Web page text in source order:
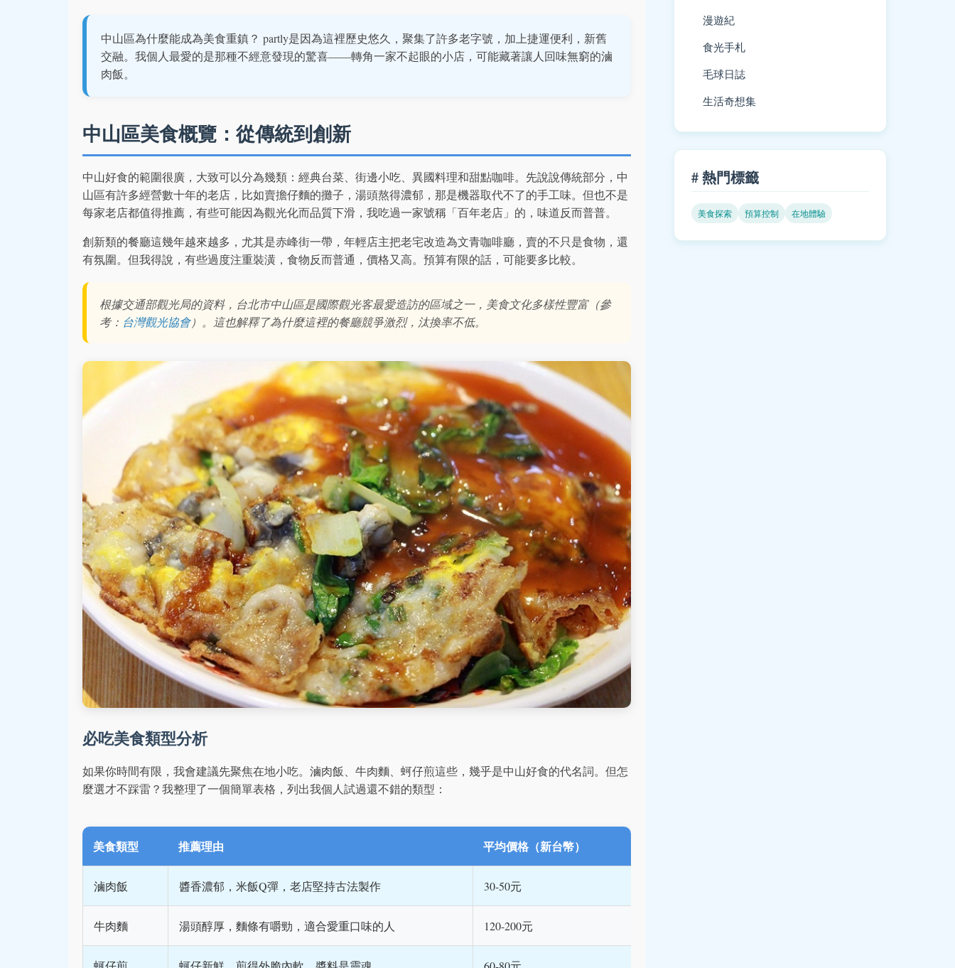
中山區為什麼能成為美食重鎮？ partly是因為這裡歷史悠久，聚集了許多老字號，加上捷運便利，新舊
交融。我個人最愛的是那種不經意發現的驚喜——轉角一家不起眼的小店，可能藏著讓人回味無窮的滷
肉飯。
中山區美食概覽：從傳統到創新
中山好食的範圍很廣，大致可以分為幾類：經典台菜、街邊小吃、異國料理和甜點咖啡。先說說傳統部分，中
山區有許多經營數十年的老店，比如賣擔仔麵的攤子，湯頭熬得濃郁，那是機器取代不了的手工味。但也不是
每家老店都值得推薦，有些可能因為觀光化而品質下滑，我吃過一家號稱「百年老店」的，味道反而普普。
創新類的餐廳這幾年越來越多，尤其是赤峰街一帶，年輕店主把老宅改造為文青咖啡廳，賣的不只是食物，還
有氛圍。但我得說，有些過度注重裝潢，食物反而普通，價格又高。預算有限的話，可能要多比較。
根據交通部觀光局的資料，台北市中山區是國際觀光客最愛造訪的區域之一，美食文化多樣性豐富（參
考： 台灣觀光協會）。這也解釋了為什麼這裡的餐廳競爭激烈，汰換率不低。
必吃美食類型分析
如果你時間有限，我會建議先聚焦在地小吃。滷肉飯、牛肉麵、蚵仔煎這些，幾乎是中山好食的代名詞。但怎
麼選才不踩雷？我整理了一個簡單表格，列出我個人試過還不錯的類型：
美食類型 推薦理由 平均價格（新台幣）
滷肉飯 醬香濃郁，米飯Q彈，老店堅持古法製作 30-50元
牛肉麵 湯頭醇厚，麵條有嚼勁，適合愛重口味的人 120-200元
漫遊紀
食光手札
毛球日誌
生活奇想集
# 熱門標籤
美食探索 預算控制 在地體驗